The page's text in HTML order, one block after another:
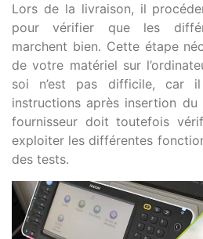
Lors de la livraison, il
pour vérifier que les
marchent bien. Cette étape
de votre matériel sur
soi n’est pas difficile, car
instructions après insertion du
fournisseur doit toutefois
exploiter les différentes
des tests.